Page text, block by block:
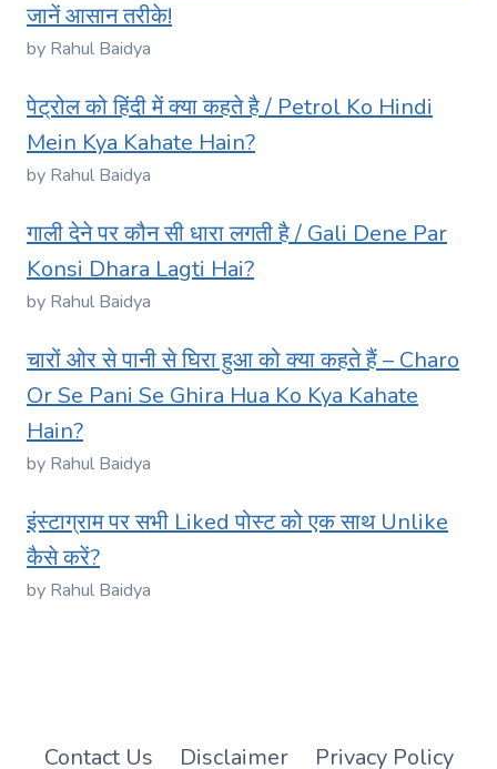
जानें आसान तरीके!
by Rahul Baidya
पेट्रोल को हिंदी में क्या कहते है / Petrol Ko Hindi
Mein Kya Kahate Hain?
by Rahul Baidya
गाली देने पर कौन सी धारा लगती है / Gali Dene Par
Konsi Dhara Lagti Hai?
by Rahul Baidya
चारों ओर से पानी से घिरा हुआ को क्या कहते हैं – Charo
Or Se Pani Se Ghira Hua Ko Kya Kahate
Hain?
by Rahul Baidya
इंस्टाग्राम पर सभी Liked पोस्ट को एक साथ Unlike
कैसे करें?
by Rahul Baidya
Contact Us Disclaimer Privacy Policy